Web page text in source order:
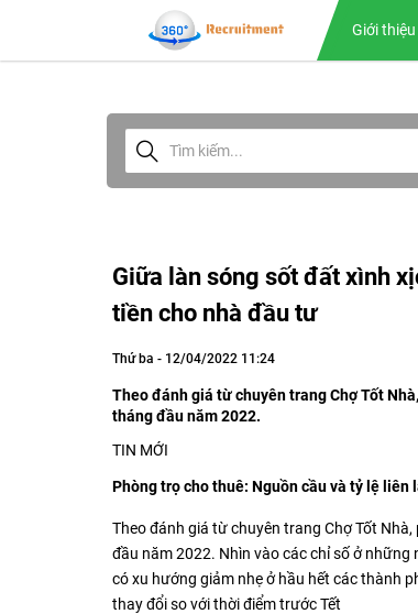
Giới thiệu
Giữa làn sóng sốt đất xình
tiền cho nhà đầu tư
Thứ ba - 12/04/2022 11:24
Theo đánh giá từ chuyên trang Chợ Tốt
tháng đầu năm 2022.
TIN MỚI
Phòngtrọ cho thuê: Nguồn cầu và tỷ lệ liên
Theo đánh giá từ chuyên trang Chợ Tốt
đầu năm 2022. Nhìn vào các chỉ số ở
có xu hướng giảm nhẹ ở hầu hết các thành
thay đổi so với thời điểm trước Tết